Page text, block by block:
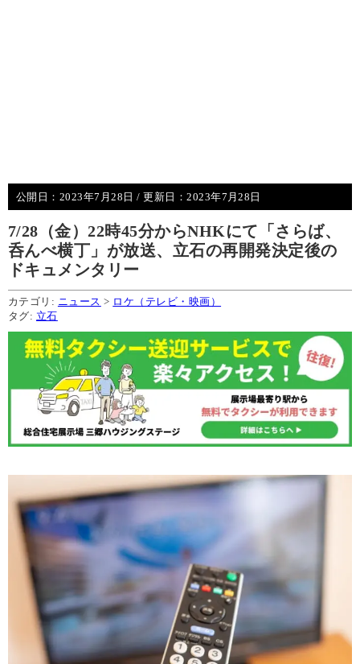
公開日： 2023年7月28日 / 更新日：2023年7月28日
7/28（金）22時45分からNHKにて「さらば、
呑んべ横丁」が放送、立石の再開発決定後の
ドキュメンタリー
カテゴリ: ニュース > ロケ（テレビ・映画）
タグ: 立石